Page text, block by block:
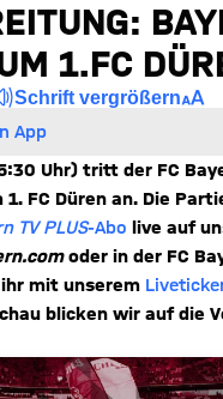
1.FC
Schrift vergrößern
App
Uhr) tritt der FC
1. FC Düren an. Die
TV PLUS-Abo live auf
oder in der FC
mit unserem
blicken wir auf die